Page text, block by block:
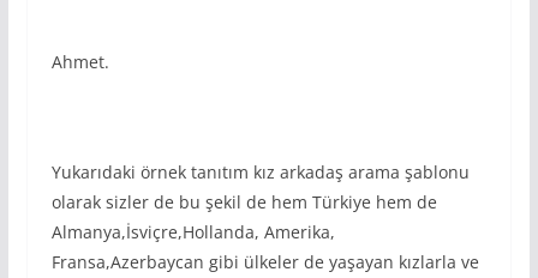
Ahmet.
Yukarıdaki örnek tanıtım kız arkadaş arama şablonu
olarak sizler de bu şekil de hem Türkiye hem de
Almanya,İsviçre,Hollanda, Amerika,
Fransa,Azerbaycan gibi ülkeler de yaşayan kızlarla ve